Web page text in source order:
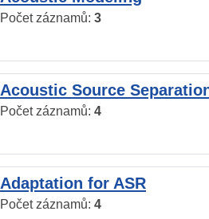
Počet záznamů: 3
Acoustic Source
Počet záznamů: 4
Adaptation for ASR
Počet záznamů: 4